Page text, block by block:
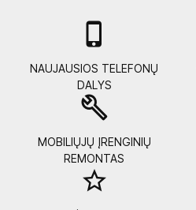

NAUJAUSIOS TELEFONŲ
DALYS
build
MOBILIŲJŲ ĮRENGINIŲ
REMONTAS
star_border